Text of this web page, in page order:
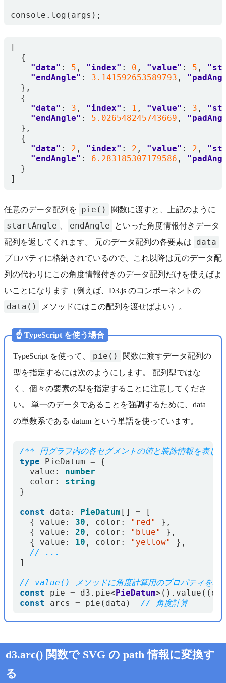
console . log ( args );
[
{
"data" : 5 , "index" : 0 , "value" : 5 ,
"endAngle" : 3.141592653589793 ,
},
{
"data" : 3 , "index" : 1 , "value" : 3 ,
"endAngle" : 5.026548245743669 ,
},
{
"data" : 2 , "index" : 2 , "value" : 2 ,
"endAngle" : 6.283185307179586 ,
}
]
任意のデータ配列を pie() 関数に渡すと、上記のように
startAngle endAngle
といった角度情報付きデータ
配列を返してくれます。 元のデータ配列の各要素は
data
プロパティに格納されているので、これ以降は元のデータ配
列の代わりにこの角度情報付きのデータ配列だけを使えばよ
いことになります（例えば、D3.js のコンポーネントの
data() メソッドにはこの配列を渡せばよい）。
☝️ TypeScript を使う場合
TypeScript を使って、 pie()
関数に渡すデータ配列の
型を指定するには次のようにします。 配列型ではな
く、個々の要素の型を指定することに注意してくださ
い。 単一のデータであることを強調するために、data
の単数系である datum という単語を使っています。
/** 円グラフ内の各セグメントの値と装飾情報を表し
type
PieDatum =
{
value : number
color : string
}
const data : PieDatum [] =
[
{
value : 30 , color : "red"
},
{
value : 20 , color : "blue"
},
{
value : 10 , color : "yellow"
},
]
const pie = d3 . pie<PieDatum>(). value (( d
const
arcs = pie ( data )
d3.arc() 関数で SVG の path 情報に変換す
る